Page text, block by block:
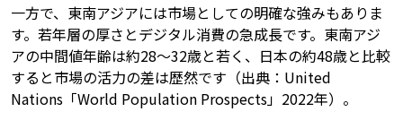
一方で、東南アジアには市場としての明確な強みもありま
す。若年層の厚さとデジタル消費の急成長です。東南アジ
アの中間値年齢は約28〜32歳と若く、日本の約48歳と比較
すると市場の活力の差は歴然です（出典：United
Nations「World Population Prospects」2022年）。